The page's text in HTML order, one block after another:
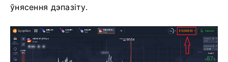
ўнясення дэпазіту.